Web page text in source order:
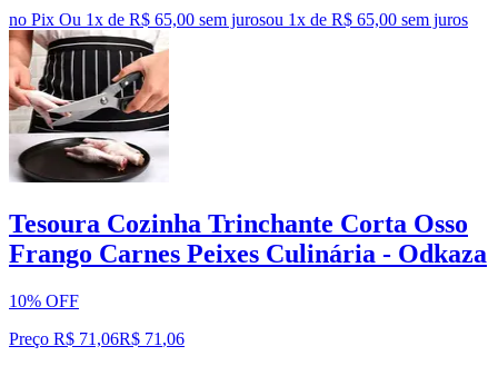
no Pix Ou 1x de R$ 65,00 sem jurosou 1x de R$ 65,00 sem juros
Tesoura Cozinha Trinchante Corta Osso
Frango Carnes Peixes Culinária - Odkaza
10% OFF
Preço R$ 71,06R$ 71 ,06